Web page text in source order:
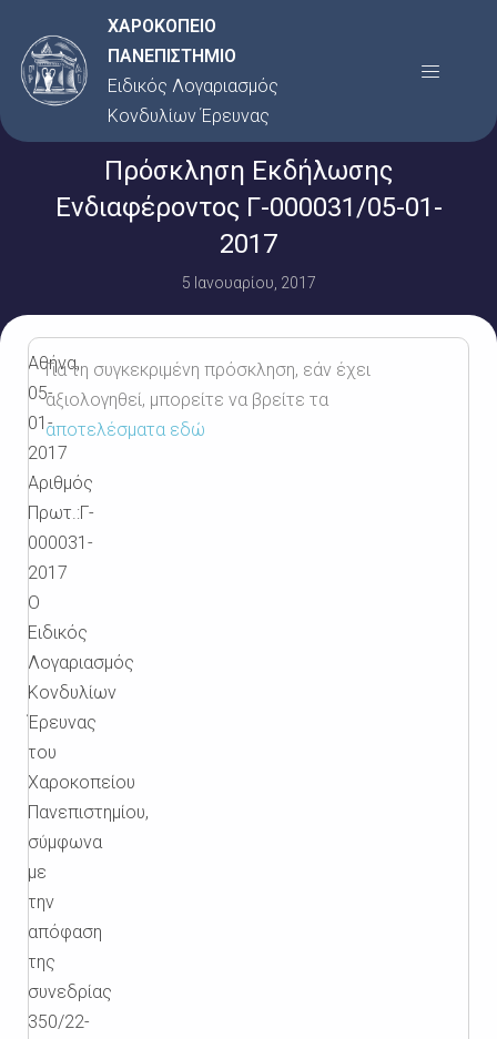
στο
περιεχόμενο
ΧΑΡΟΚΟΠΕΙΟ
ΠΑΝΕΠΙΣΤΗΜΙΟ
Ειδικός Λογαριασμός
Κονδυλίων Έρευνας
Menu
Πρόσκληση Εκδήλωσης
Ενδιαφέροντος Γ-000031/05-01-
2017
5 Ιανουαρίου, 2017
Αθήνα,
05-
01-
2017
Αριθμός
Πρωτ.:Γ-
000031-
2017
Ο
Ειδικός
Λογαριασμός
Κονδυλίων
Έρευνας
του
Χαροκοπείου
Πανεπιστημίου,
σύμφωνα
με
την
απόφαση
της
συνεδρίας
350/22-
Για τη συγκεκριμένη πρόσκληση, εάν έχει
αξιολογηθεί, μπορείτε να βρείτε τα
αποτελέσματα εδώ